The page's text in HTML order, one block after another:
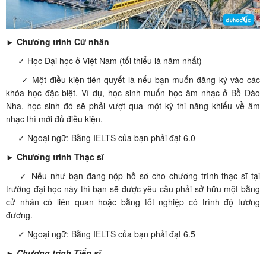
► Chương trình Cử nhân
✓ Học Đại học ở Việt Nam (tối thiểu là năm nhất)
✓ Một điều kiện tiên quyết là nếu bạn muốn đăng ký vào các
khóa học đặc biệt. Ví dụ, học sinh muốn học âm nhạc ở Bồ Đào
Nha, học sinh đó sẽ phải vượt qua một kỳ thi năng khiếu về âm
nhạc thì mới đủ điều kiện.
✓ Ngoại ngữ: Bằng IELTS của bạn phải đạt 6.0
► Chương trình Thạc sĩ
✓ Nếu như bạn đang nộp hồ sơ cho chương trình thạc sĩ tại
trường đại học này thì bạn sẽ được yêu cầu phải sở hữu một bằng
cử nhân có liên quan hoặc bằng tốt nghiệp có trình độ tương
đương.
✓ Ngoại ngữ: Bằng IELTS của bạn phải đạt 6.5